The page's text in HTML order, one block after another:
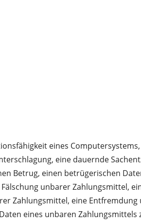
eines
eine dauernde
Betrug, einen betrügerischen
Fälschung unbarer Zahlungsmittel,
Zahlungsmittel, eine
eines unbaren Zahlungsmittels